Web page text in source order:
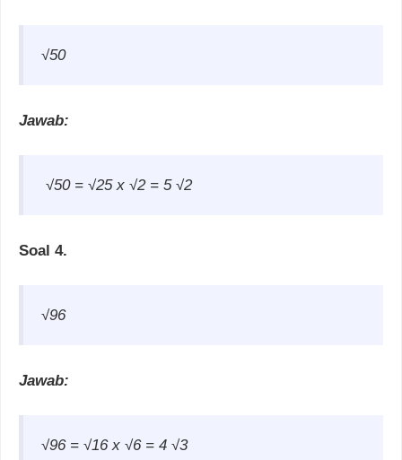
√50
Jawab:
√50 = √25 x √2 = 5 √2
Soal 4.
√96
Jawab:
√96 = √16 x √6 = 4 √3